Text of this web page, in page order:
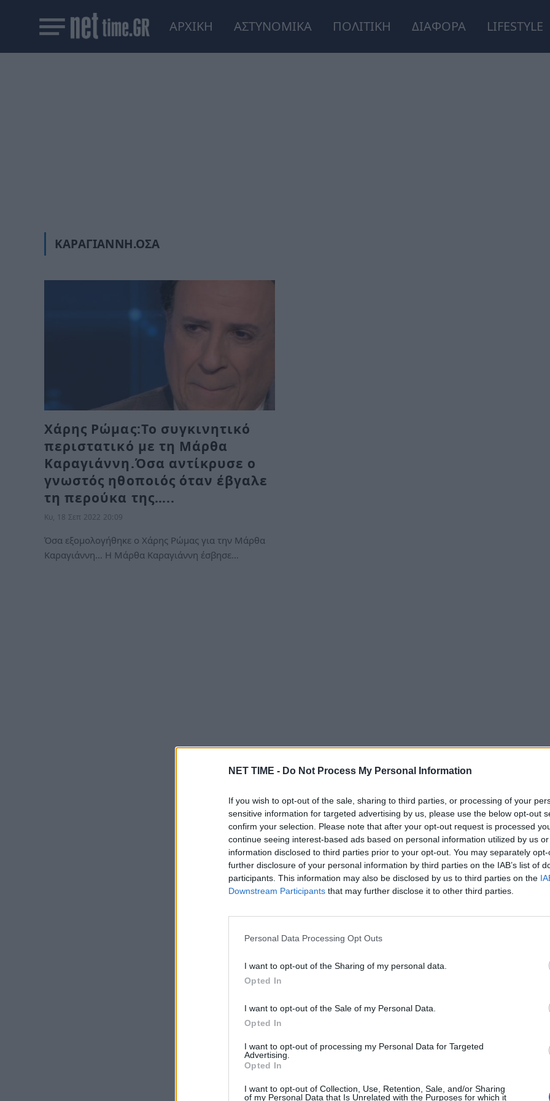
NET TIME - Do Not Process My Personal Information
If you wish to opt-out of the sale, sharing to third parties, or processing of your
sensitive information for targeted advertising by us, please use the below opt-out
confirm your selection. Please note that after your opt-out request is processed
continue seeing interest-based ads based on personal information utilized by us
information disclosed to third parties prior to your opt-out. You may separately
further disclosure of your personal information by third parties on the IAB’s list of
participants. This information may also be disclosed by us to third parties on the
Downstream Participants that may further disclose it to other third parties.
Personal Data Processing Opt Outs
I want to opt-out of the Sharing of my personal data.
Opted In
I want to opt-out of the Sale of my Personal Data.
Opted In
I want to opt-out of processing my Personal Data for Targeted
Advertising.
Opted In
I want to opt-out of Collection, Use, Retention, Sale, and/or Sharing
of my Personal Data that Is Unrelated with the Purposes for which it
ΑΡΧΙΚΗ ΑΣΤΥΝΟΜΙΚΑ ΠΟΛΙΤΙΚΗ ΔΙΑΦΟΡΑ LIFESTYLE
ΚΑΡΑΓΙΆΝΝΗ.ΌΣΑ
Χάρης Ρώμας:Το συγκινητικό
περιστατικό με τη Μάρθα
Καραγιάννη.Όσα αντίκρυσε ο
γνωστός ηθοποιός όταν έβγαλε
τη περούκα της…..
Κυ, 18 Σεπ 2022 20:09
Όσα εξομολογήθηκε ο Χάρης Ρώμας για την Μάρθα
Καραγιάννη… Η Μάρθα Καραγιάννη έσβησε…